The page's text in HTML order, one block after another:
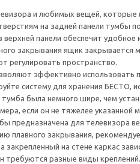
и любимых вещей,
на задней панели тумбы
верхней панели обеспечит
закрывания ящик закрывается
регулировать пространство.
эффективно использовать
систему для хранения БЕСТО,
была немного шире, чем
если он не тяжелее указанной
предназначена для телевизора
плавного закрывания,
закрепленный на стене каркас
требуются разные виды